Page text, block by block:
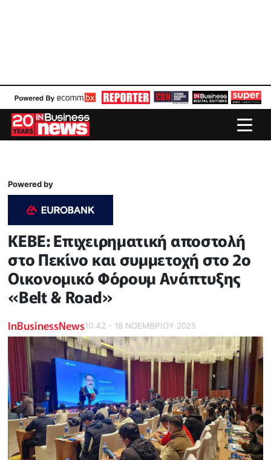
Powered by
ΚΕΒΕ: Επιχειρηματική αποστολή
στο Πεκίνο και συμμετοχή στο 2ο
Οικονομικό Φόρουμ Ανάπτυξης
«Belt & Road»
InBusinessNews10:42 - 18 ΝΟΕΜΒΡΙΟΥ 2025